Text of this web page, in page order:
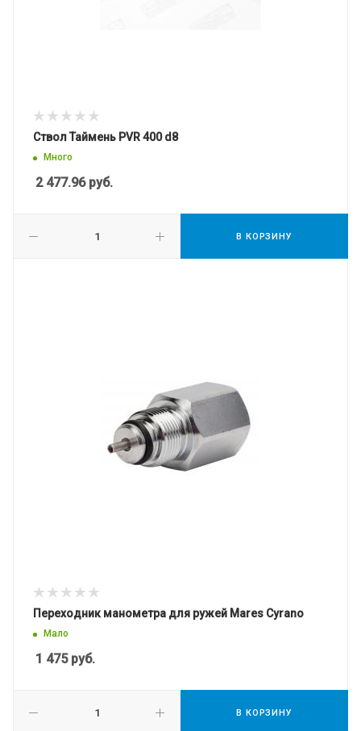
Ствол Таймень PVR 400 d8
Много
2 477.96руб.
В КОРЗИНУ
Переходник манометра для ружей Mares Cyrano
Мало
1 475руб.
В КОРЗИНУ